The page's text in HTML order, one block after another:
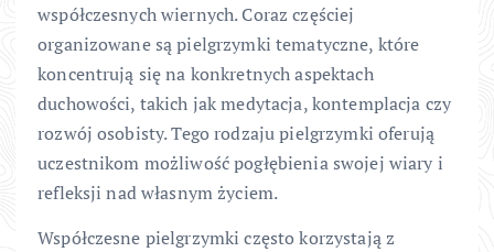
współczesnych wiernych. Coraz częściej
organizowane są pielgrzymki tematyczne, które
koncentrują się na konkretnych aspektach
duchowości, takich jak medytacja, kontemplacja czy
rozwój osobisty. Tego rodzaju pielgrzymki oferują
uczestnikom możliwość pogłębienia swojej wiary i
refleksji nad własnym życiem.
Współczesne pielgrzymki często korzystają z